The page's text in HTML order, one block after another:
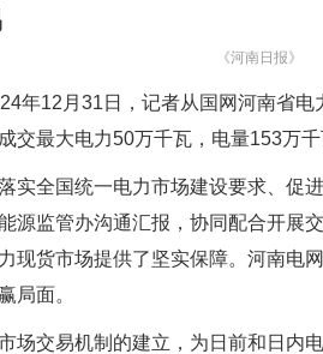
《河南日报》
年12月31日，记者从国网河南省
交最大电力50万千瓦，电量153万
全国统一电力市场建设要求、促
源监管办沟通汇报，协同配合开
现货市场提供了坚实保障。河南
局面。
交易机制的建立，为日前和日内